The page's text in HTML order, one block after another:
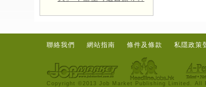
聯絡我們 網站指南 條件及條款 私隱政策
Copyright ©2013 Job Market Publishing Limited. All